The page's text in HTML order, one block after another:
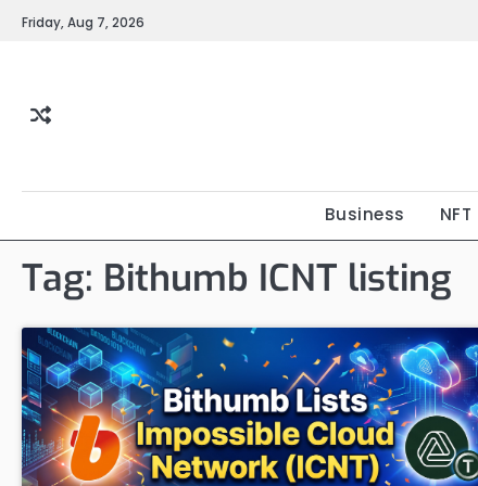
SkipFriday, Aug 7, 2026
Business NFT
Tag: Bithumb ICNT listing